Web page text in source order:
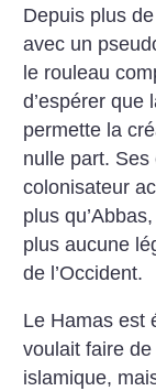
Depuis plus
avec un
le rouleau
d’espérer que
permette la
nulle part.
colonisateur
plus
plus aucune
de l’Occident.
Le Hamas est
voulait faire
islamique,